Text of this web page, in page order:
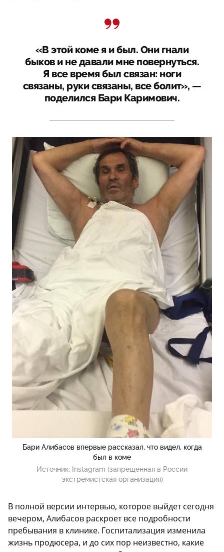
«В этой коме я и был. Они гнали
быков и не давали мне повернуться.
Я все время был связан: ноги
связаны, руки связаны, все болит», —
поделился Бари Каримович.
Бари Алибасов впервые рассказал, что видел, когда
был в коме
Источник:
Instagram (запрещенная в России
экстремистская организация)
В полной версии интервью, которое выйдет сегодня
вечером, Алибасов раскроет все подробности
пребывания в клинике. Госпитализация изменила
жизнь продюсера, и до сих пор неизвестно, какие